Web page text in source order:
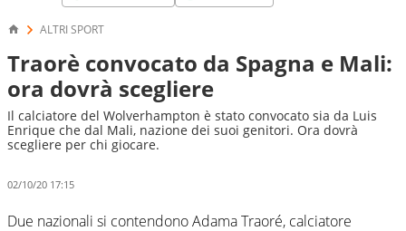
ALTRI SPORT
Traorè convocato da Spagna e Mali:
ora dovrà scegliere
Il calciatore del Wolverhampton è stato convocato sia da Luis
Enrique che dal Mali, nazione dei suoi genitori. Ora dovrà
scegliere per chi giocare.
02/10/20 17:15
Due nazionali si contendono Adama Traoré, calciatore